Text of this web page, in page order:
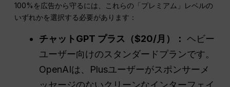
100%を広告から守るには、これらの「プレミアム」レベルの
いずれかを選択する必要があります：
チャットGPT プラス（$20/月）： ヘビー
ユーザー向けのスタンダードプランです。
OpenAIは、Plusユーザーがスポンサーメ
ッセージのないクリーンなインターフェイ